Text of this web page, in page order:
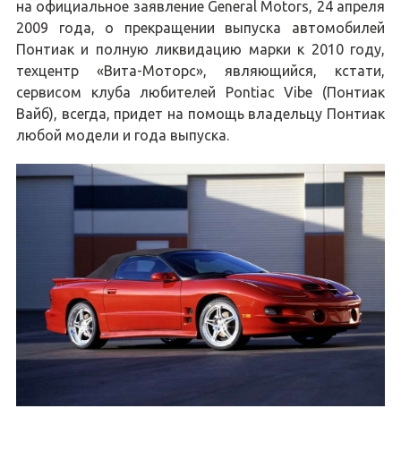
на официальное заявление General Motors, 24 апреля
2009 года, о прекращении выпуска автомобилей
Понтиак и полную ликвидацию марки к 2010 году,
техцентр «Вита-Моторс», являющийся, кстати,
сервисом клуба любителей Pontiac Vibe (Понтиак
Вайб), всегда, придет на помощь владельцу Понтиак
любой модели и года выпуска.